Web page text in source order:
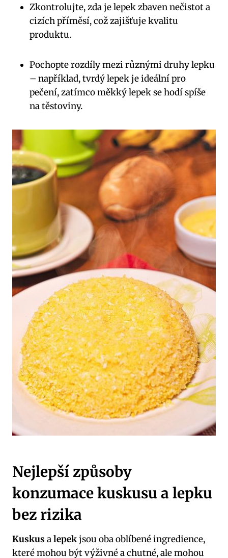
Zkontrolujte, zda je lepek zbaven nečistot a
cizích příměsí, což zajišťuje kvalitu
produktu.
Pochopte rozdíly mezi různými druhy lepku
– například, tvrdý lepek je ideální pro
pečení, zatímco měkký lepek se hodí spíše
na těstoviny.
Nejlepší způsoby
konzumace kuskusu a lepku
bez rizika
Kuskusalepekjsou oba oblíbené ingredience,
které mohou být výživné a chutné, ale mohou